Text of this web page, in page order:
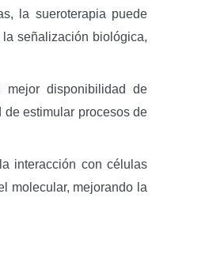
la sueroterapia puede
señalización biológica,
disponibilidad de
de estimular procesos de
interacción con células
molecular, mejorando la